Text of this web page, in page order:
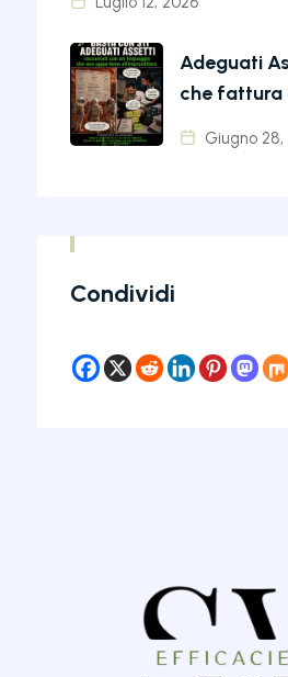
Adeguati
che fattura
Giugno 28,
Condividi